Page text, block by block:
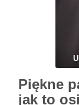
Piękne
jak to